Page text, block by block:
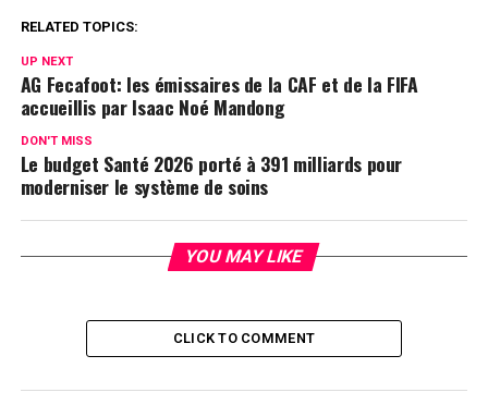
RELATED TOPICS:
UP NEXT
AG Fecafoot: les émissaires de la CAF et de la FIFA
accueillis par Isaac Noé Mandong
DON'T MISS
Le budget Santé 2026 porté à 391 milliards pour
moderniser le système de soins
YOU MAY LIKE
CLICK TO COMMENT